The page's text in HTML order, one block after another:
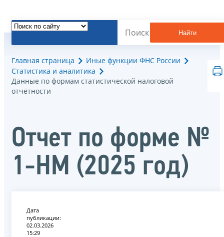
Найти
Главная страница
Иные функции ФНС России
Статистика и аналитика
Данные по формам статистической налоговой
отчётности
Отчет по форме №
1-НМ (2025 год)
Дата
публикации:
02.03.2026
15:29